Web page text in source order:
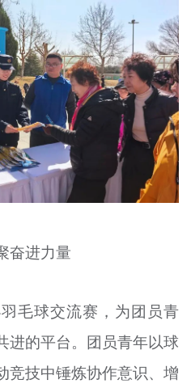
奋进力量
毛球交流赛，为团员青
进的平台。团员青年以球
竞技中锤炼协作意识、增